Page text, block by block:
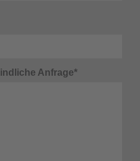
Anfrage*